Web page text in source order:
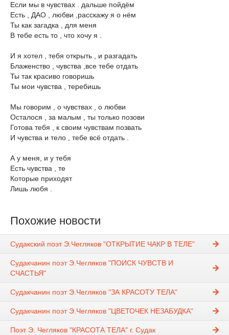
Если мы в чувствах . дальше пойдём
Есть , ДАО , любви ,расскажу я о нём
Ты как загадка , для меня
В тебе есть то , что хочу я .
И я хотел , тебя открыть , и разгадать
Блаженство , чувства ,все тебе отдать
Ты так красиво говоришь
Ты мои чувства , теребишь
Мы говорим , о чувствах , о любви
Осталося , за малым , ты только позови
Готова тебя , к своим чувствам позвать
И чувства и тело , тебе всё отдать .
А у меня, и у тебя
Есть чувства , те
Которые приходят
Лишь любя .
Похожие новости
Судакский поэт Э.Чегляков "ОТКРЫТИЕ ЧАКР В ТЕЛЕ"
Судакчанин поэт Э.Чегляков "ПОИСК ЧУВСТВ И
СЧАСТЬЯ"
Судакчанин поэт Э.Чегляков "ЗА КРАСОТУ ТЕЛА"
Судакчанин поэт Э.Чегляков "ЦВЕТОЧЕК НЕЗАБУДКА"
Поэт Э. Чегляков "КРАСОТА ТЕЛА" г. Судак